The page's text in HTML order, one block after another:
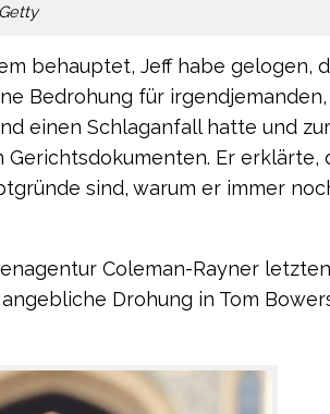
behauptet, Jeff habe gelogen,
Bedrohung für
einen Schlaganfall hatte und
Er erklärte,
sind, warum er immer
Coleman-Rayner letzten
Drohung in Tom